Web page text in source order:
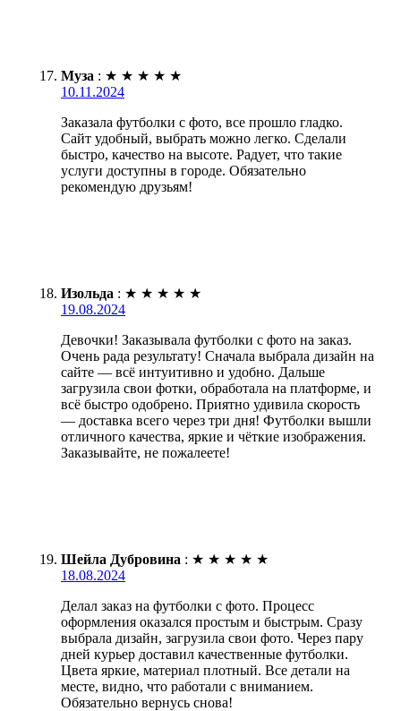
Муза : ★ ★ ★ ★ ★
10.11.2024
Заказала футболки с фото, все прошло гладко.
Сайт удобный, выбрать можно легко. Сделали
быстро, качество на высоте. Радует, что такие
услуги доступны в городе. Обязательно
рекомендую друзьям!
Изольда : ★ ★ ★ ★ ★
19.08.2024
Девочки! Заказывала футболки с фото на заказ.
Очень рада результату! Сначала выбрала дизайн на
сайте — всё интуитивно и удобно. Дальше
загрузила свои фотки, обработала на платформе, и
всё быстро одобрено. Приятно удивила скорость
— доставка всего через три дня! Футболки вышли
отличного качества, яркие и чёткие изображения.
Заказывайте, не пожалеете!
Шейла Дубровина : ★ ★ ★ ★ ★
18.08.2024
Делал заказ на футболки с фото. Процесс
оформления оказался простым и быстрым. Сразу
выбрала дизайн, загрузила свои фото. Через пару
дней курьер доставил качественные футболки.
Цвета яркие, материал плотный. Все детали на
месте, видно, что работали с вниманием.
Обязательно вернусь снова!